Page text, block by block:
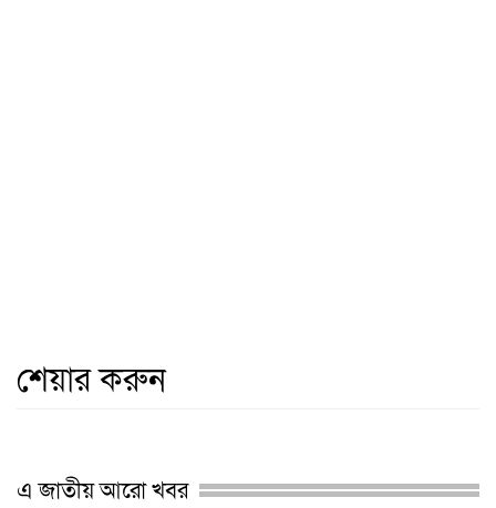
শেয়ার করুন
এ জাতীয় আরো খবর